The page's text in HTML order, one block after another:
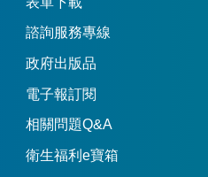
諮詢服務專線
政府出版品
電子報訂閱
相關問題Q&A
衛生福利e寶箱